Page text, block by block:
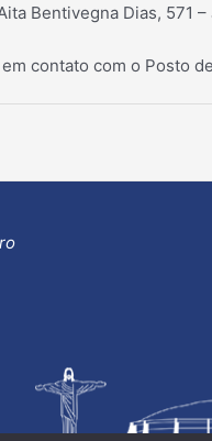
Bentivegna Dias, 571
contato com o Posto